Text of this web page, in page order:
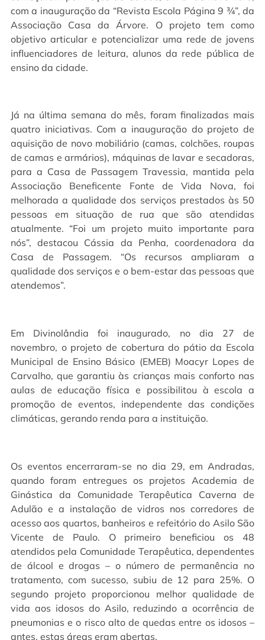
com a inauguração da “Revista Escola Página 9 ¾”, da
Associação Casa da Árvore. O projeto tem como
objetivo articular e potencializar uma rede de jovens
influenciadores de leitura, alunos da rede pública de
ensino da cidade.
Já na última semana do mês, foram finalizadas mais
quatro iniciativas. Com a inauguração do projeto de
aquisição de novo mobiliário (camas, colchões, roupas
de camas e armários), máquinas de lavar e secadoras,
para a Casa de Passagem Travessia, mantida pela
Associação Beneficente Fonte de Vida Nova, foi
melhorada a qualidade dos serviços prestados às 50
pessoas em situação de rua que são atendidas
atualmente. “Foi um projeto muito importante para
nós”, destacou Cássia da Penha, coordenadora da
Casa de Passagem. “Os recursos ampliaram a
qualidade dos serviços e o bem-estar das pessoas que
atendemos”.
Em Divinolândia foi inaugurado, no dia 27 de
novembro, o projeto de cobertura do pátio da Escola
Municipal de Ensino Básico (EMEB) Moacyr Lopes de
Carvalho, que garantiu às crianças mais conforto nas
aulas de educação física e possibilitou à escola a
promoção de eventos, independente das condições
climáticas, gerando renda para a instituição.
Os eventos encerraram-se no dia 29, em Andradas,
quando foram entregues os projetos Academia de
Ginástica da Comunidade Terapêutica Caverna de
Adulão e a instalação de vidros nos corredores de
acesso aos quartos, banheiros e refeitório do Asilo São
Vicente de Paulo. O primeiro beneficiou os 48
atendidos pela Comunidade Terapêutica, dependentes
de álcool e drogas – o número de permanência no
tratamento, com sucesso, subiu de 12 para 25%. O
segundo projeto proporcionou melhor qualidade de
vida aos idosos do Asilo, reduzindo a ocorrência de
pneumonias e o risco alto de quedas entre os idosos –
antes, estas áreas eram abertas.